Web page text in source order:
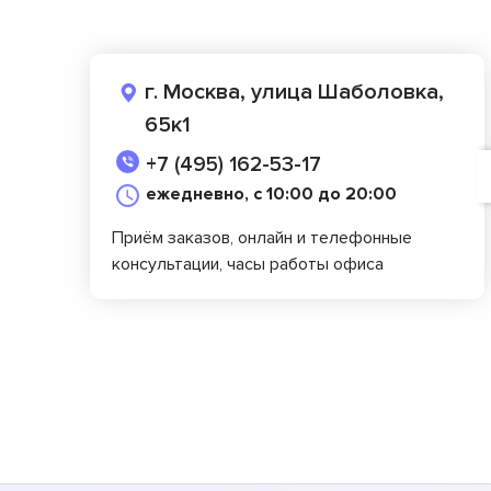
г. Москва, улица Шаболовка,
65к1
+7 (495) 162-53-17
ежедневно, с 10:00 до 20:00
Приём заказов, онлайн и телефонные
консультации, часы работы офиса